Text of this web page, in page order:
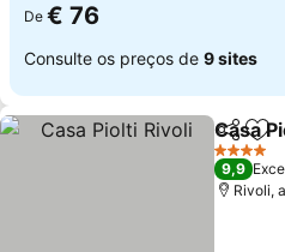
De € 76
Consulte os preços de 9 sites
Partilhar
Casa
4 Estrelas
9,9
Rivoli,